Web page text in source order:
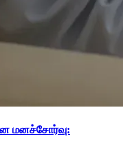
மனச்சோர்வு: